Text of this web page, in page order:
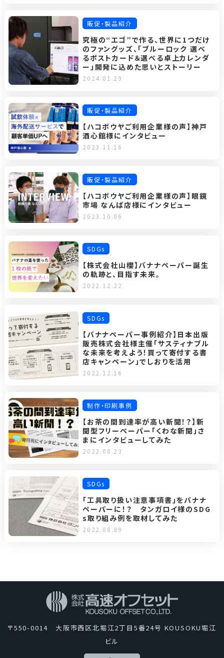
販促・製品紹介
究極の“エゴ”で作る、世界に1つだけ
のファングッズ、「ブルーロック 選べ
るポストカード＆選べる卓上カレンダ
ー」開発に込めた思いとストーリー
2024.01.29
販促・製品紹介
【ハコボウヤご利用企業様の声】神戸
酒心館様にインタビュー
2023.11.16
販促・製品紹介
【ハコボウヤご利用企業様の声】眼鏡
市場 なんば店様にインタビュー
2023.10.06
SDGs
【株式会社山櫻】バナナペーパー誕生
の軌跡と、目指す未来。
2022.12.22
SDGs
【バナナペーパー事例紹介】日本出版
販売株式会社様主催「サスティナブル
な未来を考えよう！買って寄付する書
店キャンペーン」でしおりを活用
2022.12.16
制作・印刷事例
【お茶の間到達率が高い新聞！？】新
聞型フリーペーパー「くわな新聞」さ
まにインタビューしてみた
2022.08.23
SDGs
「工具取り扱い注意事項書」をバナナ
ペーパーに！？ タンガロイ様のSDG
s取り組み例を取材してみた
2022.08.09
〒550-0014 大阪市西区北堀江2丁目5番24号 KOUSOKU堀江
ビル